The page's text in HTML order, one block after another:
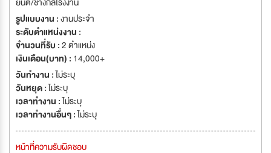
รูปแบบงาน :งานประจำ
ระดับตำแหน่งงาน :
จำนวนที่รับ :2 ตำแหน่ง
เงินเดือน(บาท) : 14,000+
วันทำงาน :ไม่ระบุ
วันหยุด :ไม่ระบุ
เวลาทำงาน :ไม่ระบุ
เวลาทำงานอื่นๆ :ไม่ระบุ
หน้าที่ความรับผิดชอบ